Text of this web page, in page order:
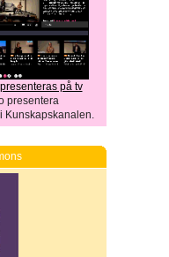
på tv
presentera
Kunskapskanalen.